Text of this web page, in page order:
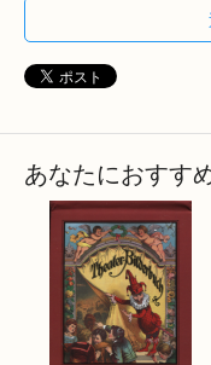
あなたにおすす